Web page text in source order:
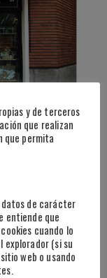
y de terceros
que realizan
que permita
datos de carácter
entiende que
cuando lo
explorador (si su
web o usando